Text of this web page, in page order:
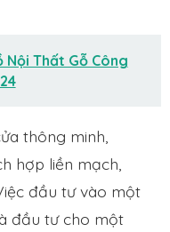
Nội Thất Gỗ Công
thông minh,
hợp liền mạch,
đầu tư vào một
đầu tư cho một